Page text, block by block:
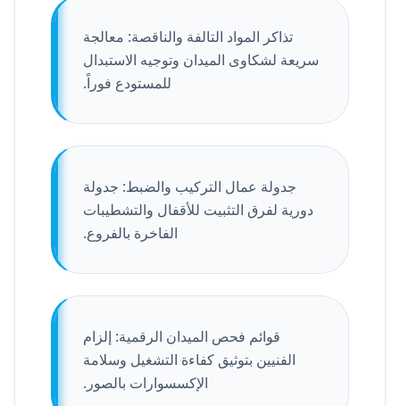
تذاكر المواد التالفة والناقصة: معالجة
سريعة لشكاوى الميدان وتوجيه الاستبدال
للمستودع فوراً.
جدولة عمال التركيب والضبط: جدولة
دورية لفرق التثبيت للأقفال والتشطيبات
الفاخرة بالفروع.
قوائم فحص الميدان الرقمية: إلزام
الفنيين بتوثيق كفاءة التشغيل وسلامة
الإكسسوارات بالصور.